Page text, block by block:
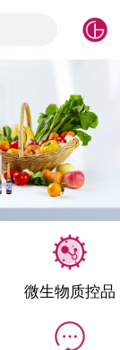
微生物质控品